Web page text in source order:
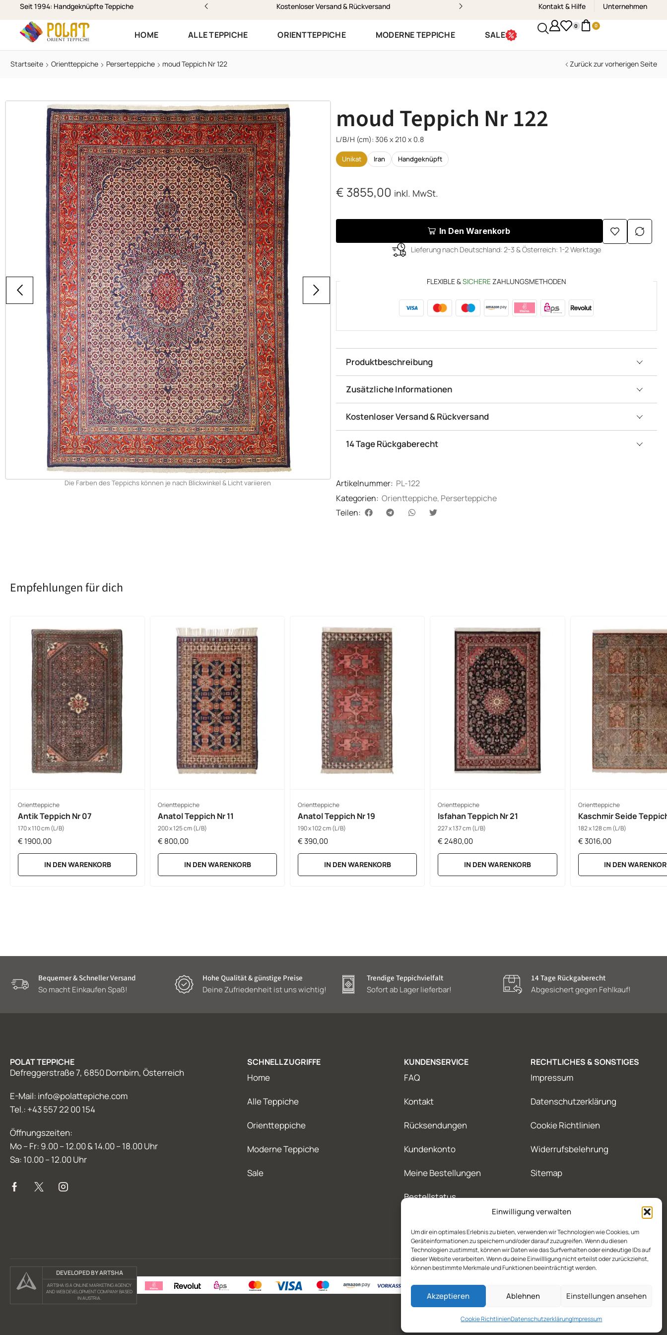
Einwilligung verwalten
Um dir ein optimales Erlebnis zu bieten, verwenden wir Technologien wie Cookies, um
Geräteinformationen zu speichern und/oder darauf zuzugreifen. Wenn du diesen
Technologien zustimmst, können wir Daten wie das Surfverhalten oder eindeutige IDs auf
dieser Website verarbeiten. Wenn du deine Einwillligung nicht erteilst oder zurückziehst,
können bestimmte Merkmale und Funktionen beeinträchtigt werden.
Akzeptieren Ablehnen Einstellungen ansehen
Cookie RichtlinienDatenschutzerklärungImpressum
Seit 1994: Handgeknüpfte Teppiche
Versand & Rückversand Zustellung am selben Werktag in Vorarlberg Kostenloser Versand &
Kontakt & Hilfe Unternehmen
HOME ALLE TEPPICHE ORIENTTEPPICHE MODERNE TEPPICHE SALE
0 0
Startseite Orientteppiche Perserteppiche moud Teppich Nr 122 Zurück zur vorherigen Seite
Die Farben des Teppichs können je nach Blickwinkel & Licht variieren
moud Teppich Nr 122
L/B/H (cm): 306 x 210 x 0.8
Unikat Iran Handgeknüpft
€ 3855,00 inkl. MwSt.
In Den Warenkorb
Lieferung nach Deutschland: 2-3 & Österreich: 1-2 Werktage
FLEXIBLE &SICHEREZAHLUNGSMETHODEN
Produktbeschreibung
Zusätzliche Informationen
Kostenloser Versand & Rückversand
14 Tage Rückgaberecht
Artikelnummer: PL-122
Kategorien: Orientteppiche, Perserteppiche
Teilen:
Empfehlungen für dich
Orientteppiche
Antik Teppich Nr 07
170 x 110 cm (L/B)
€ 1900,00
IN DEN WARENKORB
Orientteppiche
Anatol Teppich Nr 11
200 x 125 cm (L/B)
€ 800,00
IN DEN WARENKORB
Orientteppiche
Anatol Teppich Nr 19
190 x 102 cm (L/B)
€ 390,00
IN DEN WARENKORB
Orientteppiche
Isfahan Teppich Nr 21
227 x 137 cm (L/B)
€2480,00
IN DEN WARENKORB
Orientteppiche
Kaschmir Seide
182 x 128 cm (L/B)
€ 3016,00
IN DEN
Bequemer & Schneller Versand
So macht Einkaufen Spaß!
Hohe Qualität & günstige Preise
Deine Zufriedenheit ist uns wichtig!
Trendige Teppichvielfalt
Sofort ab Lager lieferbar!
14 Tage Rückgaberecht
Abgesichert gegen Fehlkauf!
POLAT TEPPICHE
Defreggerstraße 7, 6850 Dornbirn, Österreich
E-Mail: info@polattepiche.com
Tel.: +43 557 22 00 154
Öffnungszeiten:
Mo – Fr: 9.00 – 12.00 & 14.00 – 18.00 Uhr
Sa: 10.00 – 12.00 Uhr
SCHNELLZUGRIFFE
Home
Alle Teppiche
Orientteppiche
Moderne Teppiche
Sale
KUNDENSERVICE
FAQ
Kontakt
Rücksendungen
Kundenkonto
Meine Bestellungen
Bestellstatus
RECHTLICHES & SONSTIGES
Impressum
Datenschutzerklärung
Cookie Richtlinien
Widerrufsbelehrung
Sitemap
DEVELOPED BY ARTSHA
ARTSHA IS A ONLINE MARKETING AGENCY
AND WEB DEVELOPMENT COMPANY BASED
IN AUSTRIA.